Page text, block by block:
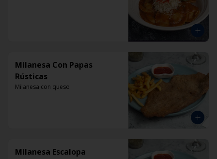
Milanesa Con Papas
Rústicas
Milanesa con queso
Milanesa Escalopa